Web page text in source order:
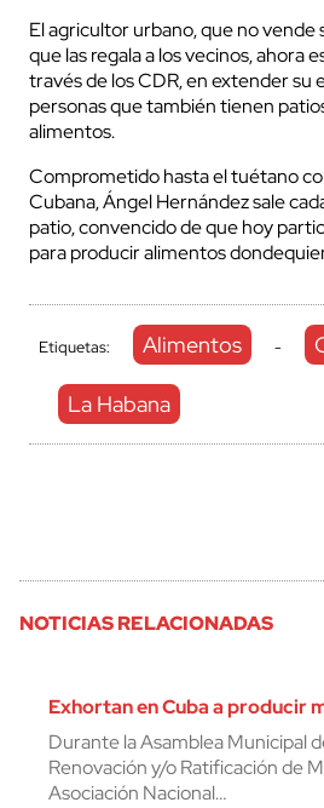
El agricultor urbano, que no vende
que las regala a los vecinos, ahora
través de los CDR, en extender su
personas que también tienen
alimentos.
Comprometido hasta el tuétano
Cubana, Ángel Hernández sale
patio, convencido de que hoy
para producir alimentos
Etiquetas: Alimentos -
La Habana
NOTICIAS RELACIONADAS
Exhortan en Cuba a producir
Durante la Asamblea Municipal
Renovación y/o Ratificación de
Asociación Nacional…